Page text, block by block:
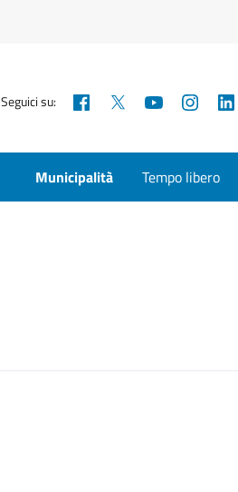
Seguici su: Facebook YouTube
Municipalità Tempo libero